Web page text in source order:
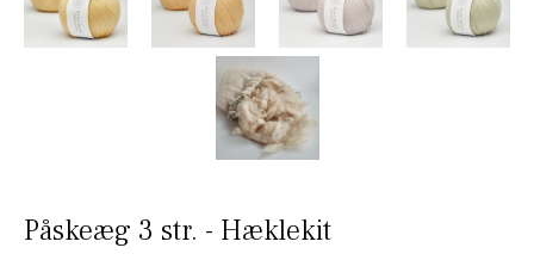
Påskeæg 3 str. - Hæklekit